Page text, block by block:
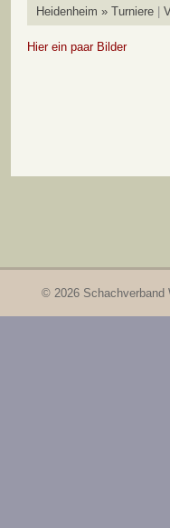
Heidenheim » Turniere
Hier ein paar Bilder
© 2026 Schachverband